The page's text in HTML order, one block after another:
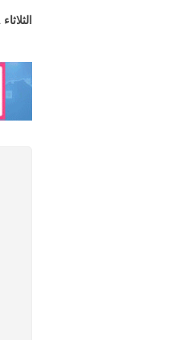
الثلاثاء ١٦ يونيو ٢٠١٥ - ١٤: ٠٧ م +02:00 CEST